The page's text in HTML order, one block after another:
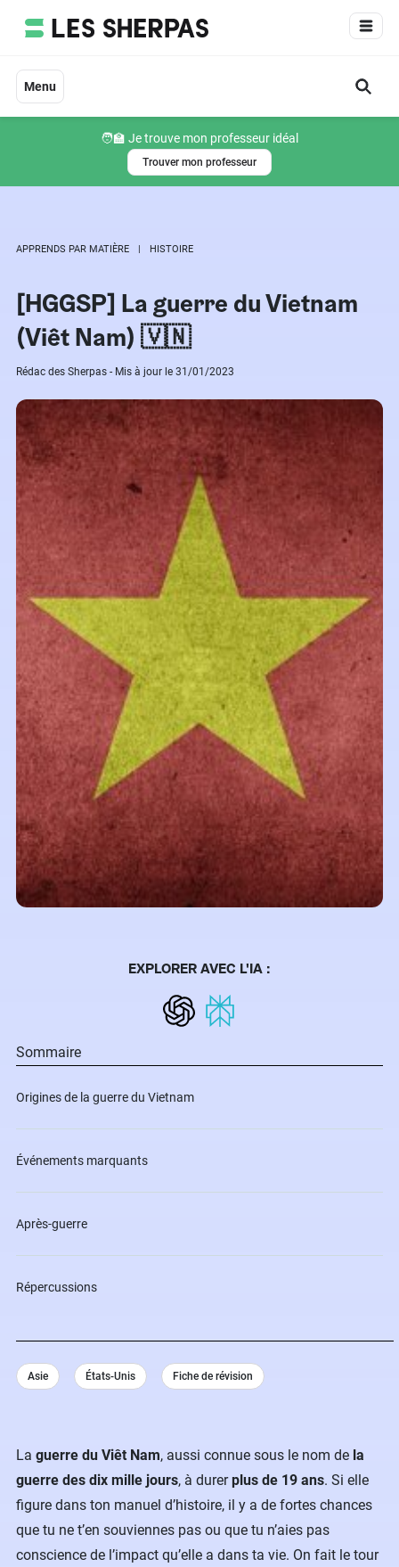
Menu
🧑‍🏫 Je trouve mon professeur idéal
Trouver mon professeur
APPRENDS PAR MATIÈRE HISTOIRE
[HGGSP] La guerre du Vietnam
(Viêt Nam) 🇻🇳
Rédac des Sherpas - Mis à jour le 31/01/2023
La guerre du Viêt Nam, aussi connue sous le nom de la
guerre des dix mille jours, à durerplus de 19 ans. Si elle
figure dans ton manuel d’histoire, il y a de fortes chances
que tu ne t’en souviennes pas ou que tu n’aies pas
conscience de l’impact qu’elle a dans ta vie. On fait le tour
EXPLORER AVEC L'IA :
Sommaire
Origines de la guerre du Vietnam
Événements marquants
Après-guerre
Répercussions
Asie États-Unis Fiche de révision